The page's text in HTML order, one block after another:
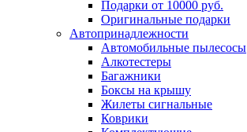
Подарки от 10000 руб.
Оригинальные подарки
Автопринадлежности
Автомобильные пылесосы
Алкотестеры
Багажники
Боксы на крышу
Жилеты сигнальные
Коврики